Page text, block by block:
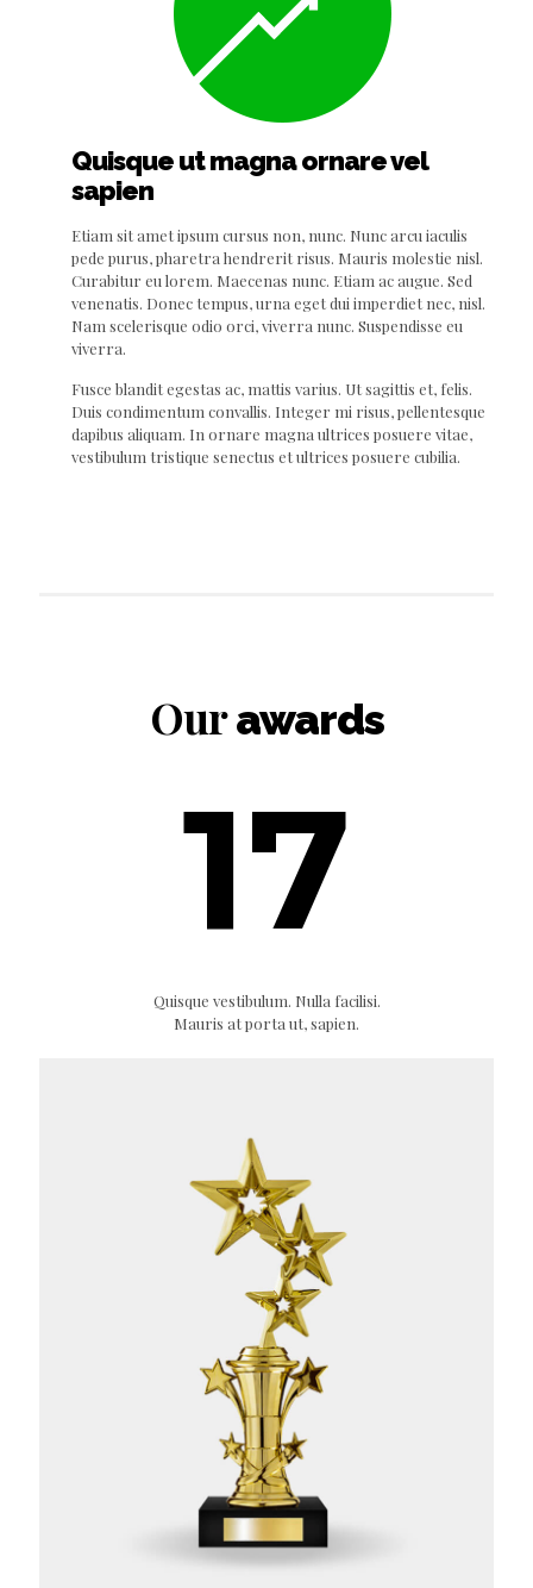
Quisque ut magna ornare vel
sapien
Etiam sit amet ipsum cursus non, nunc. Nunc arcu iaculis
pede purus, pharetra hendrerit risus. Mauris molestie nisl.
Curabitur eu lorem. Maecenas nunc. Etiam ac augue. Sed
venenatis. Donec tempus, urna eget dui imperdiet nec, nisl.
Nam scelerisque odio orci, viverra nunc. Suspendisse eu
viverra.
Fusce blandit egestas ac, mattis varius. Ut sagittis et, felis.
Duis condimentum convallis. Integer mi risus, pellentesque
dapibus aliquam. In ornare magna ultrices posuere vitae,
vestibulum tristique senectus et ultrices posuere cubilia.
Ourawards
17
Quisque vestibulum. Nulla facilisi.
Mauris at porta ut, sapien.